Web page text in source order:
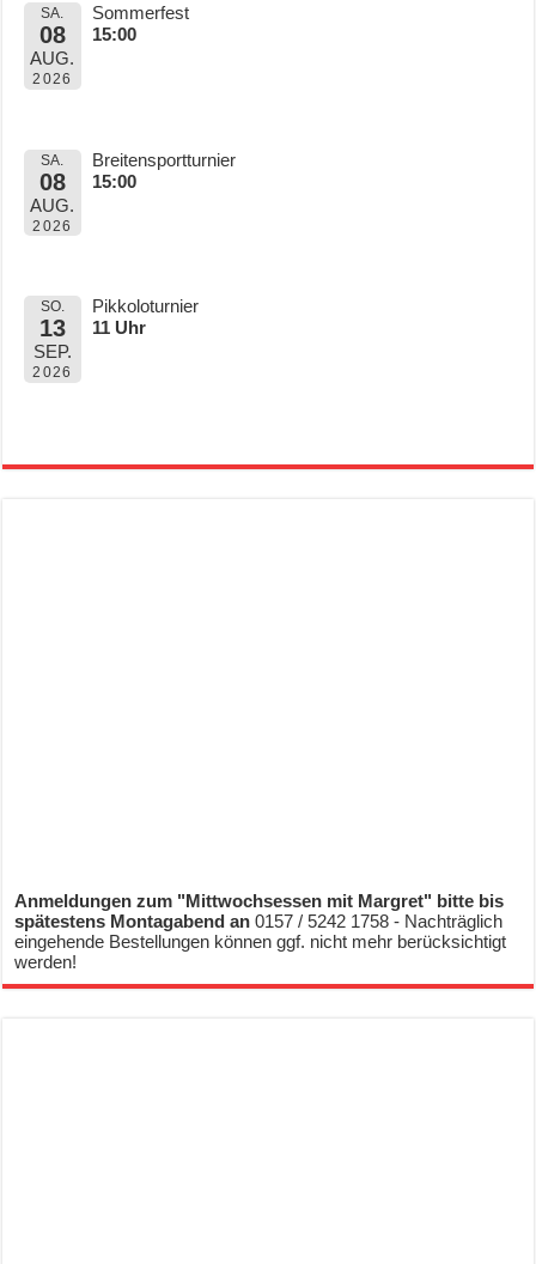
SA.
08
AUG.
2026
Sommerfest
15:00
SA.
08
AUG.
2026
Breitensportturnier
15:00
SO.
13
SEP.
2026
Pikkoloturnier
11 Uhr
Anmeldungen zum "Mittwochsessen mit Margret" bitte bis
spätestens Montagabend an0157 / 5242 1758 - Nachträglich
eingehende Bestellungen können ggf. nicht mehr berücksichtigt
werden!